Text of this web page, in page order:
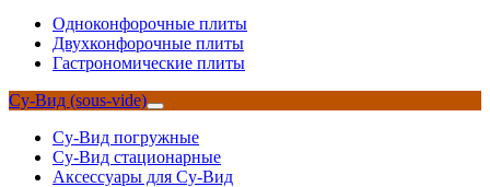
Одноконфорочные плиты
Двухконфорочные плиты
Гастрономические плиты
Су-Вид (sous-vide)
Су-Вид погружные
Су-Вид стационарные
Аксессуары для Су-Вид